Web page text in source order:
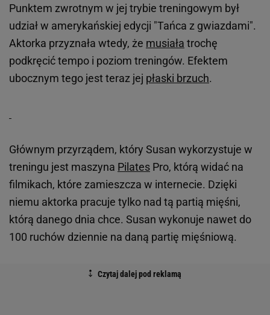
Punktem zwrotnym w jej trybie treningowym był
udział w amerykańskiej edycji "Tańca z gwiazdami".
Aktorka przyznała wtedy, że musiała trochę
podkręcić tempo i poziom treningów. Efektem
ubocznym tego jest teraz jej płaski brzuch.
Głównym przyrządem, który Susan wykorzystuje w
treningu jest maszyna Pilates Pro, którą widać na
filmikach, które zamieszcza w internecie. Dzięki
niemu aktorka pracuje tylko nad tą partią mięśni,
którą danego dnia chce. Susan wykonuje nawet do
100 ruchów dziennie na daną partię mięśniową.